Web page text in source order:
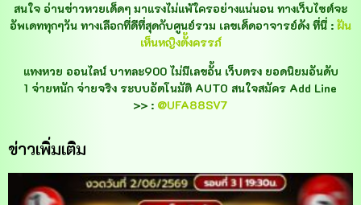
สนใจ อ่านข่าวหวยเด็ดๆ มาแรงไม่แพ้ใครอย่างแน่นอน ทางเว็บไซต์จะ
อัพเดททุกๆวัน ทางเลือกที่ดีที่สุดกับศูนย์รวม เลขเด็ดอาจารย์ดัง ที่นี่ : ฝัน
เห็นหญิงตั้งครรภ์
แทงหวย ออนไลน์ บาทละ900 ไม่มีเลขอั้น เว็บตรง ยอดนิยมอันดับ
1 จ่ายหนัก จ่ายจริง ระบบอัตโนมัติ AUTO สนใจสมัคร Add Line
>> : @UFA88SV7
ข่าวเพิ่มเติม